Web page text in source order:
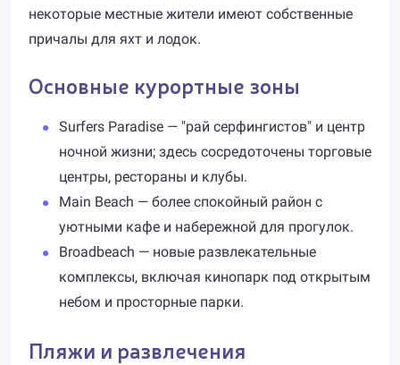
некоторые местные жители имеют собственные
причалы для яхт и лодок.
Основные курортные зоны
Surfers Paradise — "рай серфингистов" и центр
ночной жизни; здесь сосредоточены торговые
центры, рестораны и клубы.
Main Beach — более спокойный район с
уютными кафе и набережной для прогулок.
Broadbeach — новые развлекательные
комплексы, включая кинопарк под открытым
небом и просторные парки.
Пляжи и развлечения